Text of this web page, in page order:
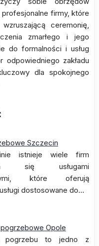
firmy, które
ceremonię,
zmarłego i jego
do formalności i usług
zakładu
dla spokojnego
Szczecin
istnieje wiele firm
się usługami
które oferują
dostosowane do…
pogrzebowe Opole
pogrzebu to jedno z